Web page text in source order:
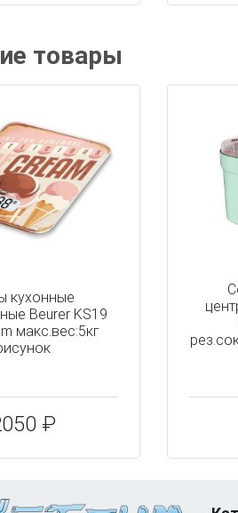
товары
кухонные
Beurer KS19
макс.вес:5кг
₽